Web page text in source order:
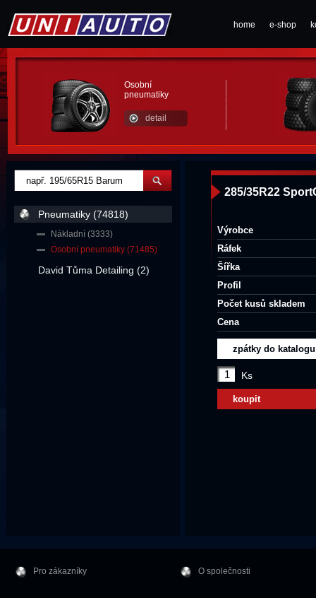
home e-shop
Osobní
pneumatiky
detail
285/35R22
Výrobce
Ráfek
Šířka
Profil
Počet kusů skladem
Cena
zpátky do katalogu
Ks
koupit
Pneumatiky (74818)
Nákladní (3333)
Osobní pneumatiky (71485)
David Tůma Detailing (2)
Pro zákazníky O společnosti